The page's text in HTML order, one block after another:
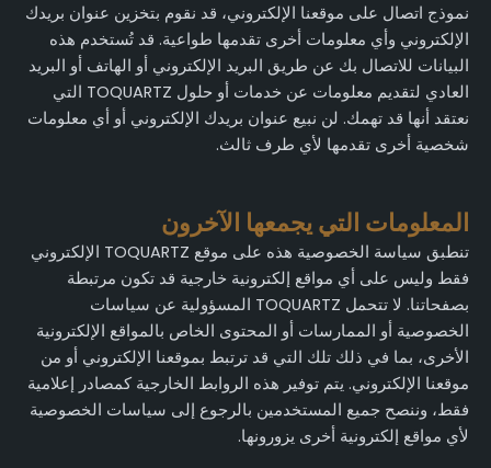
نموذج اتصال على موقعنا الإلكتروني، قد نقوم بتخزين عنوان بريدك
الإلكتروني وأي معلومات أخرى تقدمها طواعية. قد تُستخدم هذه
البيانات للاتصال بك عن طريق البريد الإلكتروني أو الهاتف أو البريد
العادي لتقديم معلومات عن خدمات أو حلول TOQUARTZ التي
نعتقد أنها قد تهمك. لن نبيع عنوان بريدك الإلكتروني أو أي معلومات
شخصية أخرى تقدمها لأي طرف ثالث.
المعلومات التي يجمعها الآخرون
تنطبق سياسة الخصوصية هذه على موقع TOQUARTZ الإلكتروني
فقط وليس على أي مواقع إلكترونية خارجية قد تكون مرتبطة
بصفحاتنا. لا تتحمل TOQUARTZ المسؤولية عن سياسات
الخصوصية أو الممارسات أو المحتوى الخاص بالمواقع الإلكترونية
الأخرى، بما في ذلك تلك التي قد ترتبط بموقعنا الإلكتروني أو من
موقعنا الإلكتروني. يتم توفير هذه الروابط الخارجية كمصادر إعلامية
فقط، وننصح جميع المستخدمين بالرجوع إلى سياسات الخصوصية
لأي مواقع إلكترونية أخرى يزورونها.